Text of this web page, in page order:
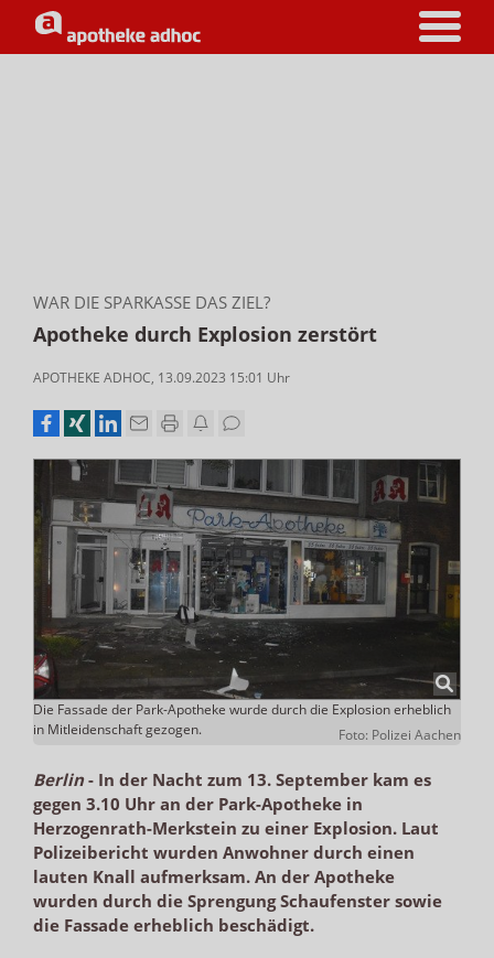
WAR DIE SPARKASSE DAS ZIEL?
Apotheke durch Explosion zerstört
APOTHEKE ADHOC, 13.09.2023 15:01 Uhr
Die Fassade der Park-Apotheke wurde durch die Explosion erheblich
in Mitleidenschaft gezogen.
Foto: Polizei Aachen
Berlin- In der Nacht zum 13. September kam es
gegen 3.10 Uhr an der Park-Apotheke in
Herzogenrath-Merkstein zu einer Explosion. Laut
Polizeibericht wurden Anwohner durch einen
lauten Knall aufmerksam. An der Apotheke
wurden durch die Sprengung Schaufenster sowie
die Fassade erheblich beschädigt.